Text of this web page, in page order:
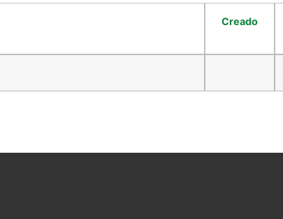
Creado